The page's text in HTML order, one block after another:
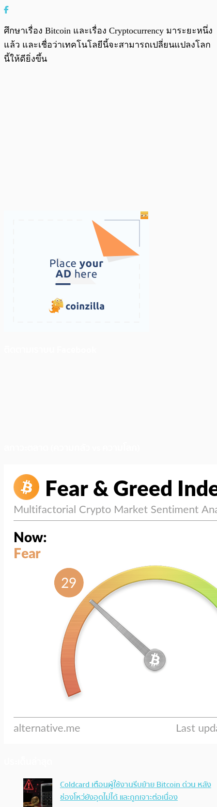
ศึกษาเรื่อง Bitcoin และเรื่อง Cryptocurrency มาระยะหนึ่ง
แล้ว และเชื่อว่าเทคโนโลยีนี้จะสามารถเปลี่ยนแปลงโลก
นี้ให้ดียิ่งขึ้น
Coldcard เตือนผู้ใช้งานรีบย้าย Bitcoin ด่วน หลัง
ช่องโหว่ยังอุดไม่ได้ และถูกเจาะต่อเนื่อง